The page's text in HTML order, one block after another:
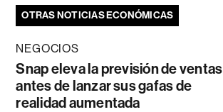
OTRAS NOTICIAS ECONÓMICAS
NEGOCIOS
Snap eleva la previsión de ventas
antes de lanzar sus gafas de
realidad aumentada